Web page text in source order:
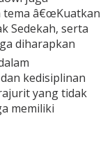
tema â€œKuatkan
Sedekah, serta
diharapkan
kedisiplinan
yang tidak
memiliki